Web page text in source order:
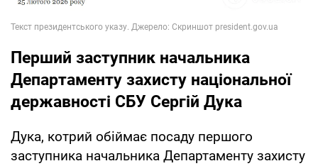
Перший заступник начальника
Департаменту захисту національної
державності СБУ Сергій Дука
Дука, котрий обіймає посаду першого
заступника начальника Департаменту захисту